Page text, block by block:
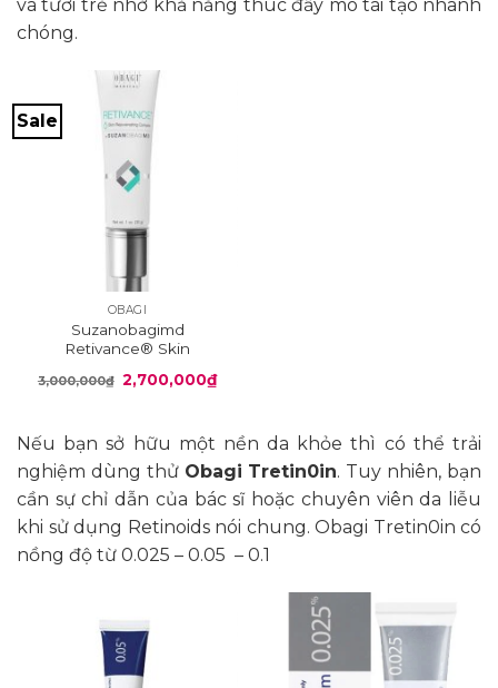
và tươi trẻ nhờ khả năng thúc đẩy mô tái tạo nhanh
chóng.
Sale
OBAGI
Suzanobagimd
Retivance® Skin
3,000,000₫ Giá
gốc
2,700,000₫Giá
hiện
2,700,000₫.
Nếu bạn sở hữu một nền da khỏe thì có thể trải
nghiệm dùng thử Obagi Tretin0in. Tuy nhiên, bạn
cần sự chỉ dẫn của bác sĩ hoặc chuyên viên da liễu
khi sử dụng Retinoids nói chung. Obagi Tretin0in có
nồng độ từ 0.025 – 0.05 – 0.1